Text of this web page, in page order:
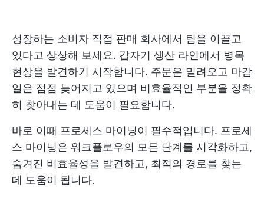
성장하는 소비자 직접 판매 회사에서 팀을 이끌고
있다고 상상해 보세요. 갑자기 생산 라인에서 병목
현상을 발견하기 시작합니다. 주문은 밀려오고 마감
일은 점점 늦어지고 있으며 비효율적인 부분을 정확
히 찾아내는 데 도움이 필요합니다.
바로 이때 프로세스 마이닝이 필수적입니다. 프로세
스 마이닝은 워크플로우의 모든 단계를 시각화하고,
숨겨진 비효율성을 발견하고, 최적의 경로를 찾는
데 도움이 됩니다.